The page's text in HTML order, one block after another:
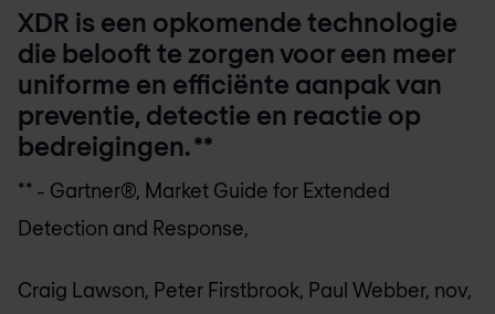
XDR is een opkomende technologie
die belooft te zorgen voor een meer
uniforme en efficiënte aanpak van
preventie, detectie en reactie op
bedreigingen. **
** - Gartner®, Market Guide for Extended
Detection and Response,
Craig Lawson, Peter Firstbrook, Paul Webber, nov,